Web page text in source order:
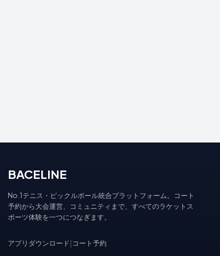
BACELINE
No.1テニス・ピックルボール統合プラットフォーム。コート
予約から大会運営、コミュニティまで、すべてのラケットス
ポーツ体験を一つにつなぎます。
アプリダウンロード コート予約